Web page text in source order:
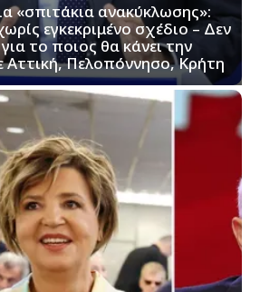
«σπιτάκια ανακύκλωσης»:
εγκεκριμένο σχέδιο – Δεν
το ποιος θα κάνει την
Αττική, Πελοπόννησο, Κρήτη